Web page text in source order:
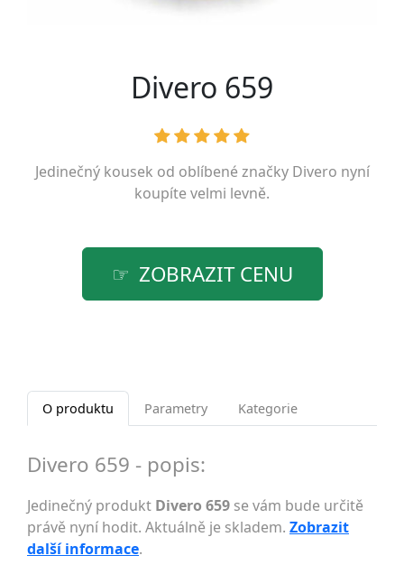
Divero 659
Jedinečný kousek od oblíbené značky Divero nyní
koupíte velmi levně.
ZOBRAZIT CENU
O produktu Parametry Kategorie
Divero 659 - popis:
Jedinečný produkt Divero 659 se vám bude určitě
právě nyní hodit. Aktuálně je skladem. Zobrazit
další informace.